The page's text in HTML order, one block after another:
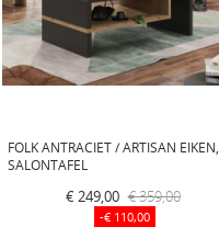
FOLK ANTRACIET / ARTISAN EIKEN,
SALONTAFEL
€ 249,00 € 359,00
-€ 110,00